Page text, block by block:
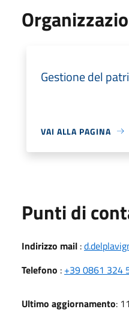
Gestione del
VAI ALLA PAGINA
Punti di
Indirizzo mail :
Telefono : +39 0861 324
Ultimo aggiornamento: